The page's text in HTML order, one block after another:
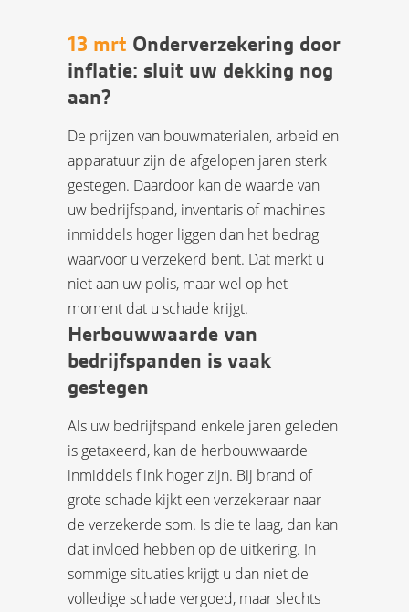
13 mrt Onderverzekering door
inflatie: sluit uw dekking nog
aan?
De prijzen van bouwmaterialen, arbeid en
apparatuur zijn de afgelopen jaren sterk
gestegen. Daardoor kan de waarde van
uw bedrijfspand, inventaris of machines
inmiddels hoger liggen dan het bedrag
waarvoor u verzekerd bent. Dat merkt u
niet aan uw polis, maar wel op het
moment dat u schade krijgt.
Herbouwwaarde van
bedrijfspanden is vaak
gestegen
Als uw bedrijfspand enkele jaren geleden
is getaxeerd, kan de herbouwwaarde
inmiddels flink hoger zijn. Bij brand of
grote schade kijkt een verzekeraar naar
de verzekerde som. Is die te laag, dan kan
dat invloed hebben op de uitkering. In
sommige situaties krijgt u dan niet de
volledige schade vergoed, maar slechts